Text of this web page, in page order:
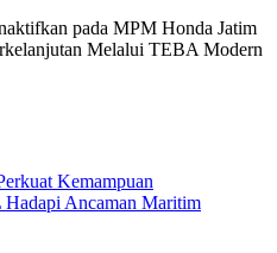
pada MPM Honda Jatim
Melalui TEBA Modern